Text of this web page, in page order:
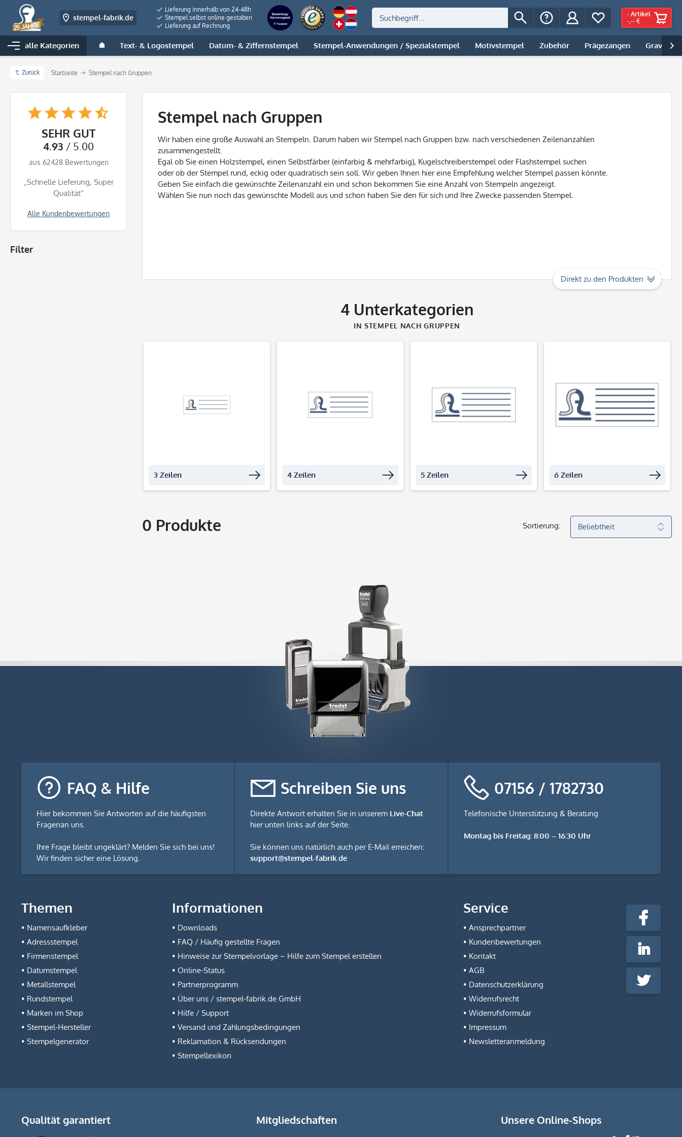
stempel-fabrik.de
Lieferung innerhalb von 24-48h
Stempel selbst online gestalten
Lieferung auf Rechnung
- Artikel
-,-- €
alle Kategorien Text- & Logostempel Datum- & Ziffernstempel Stempel-Anwendungen / Spezialstempel Motivstempel Zubehör Prägezangen Gravur |

Zurück Startseite Stempel nach Gruppen
SEHR GUT
4.93 / 5.00
aus 62428 Bewertungen
Alle Kundenbewertungen
„Schnelle Lieferung, Super
Qualität“
Filter
Stempel nach Gruppen
Wir haben eine große Auswahl an Stempeln. Darum haben wir Stempel nach Gruppen bzw. nach verschiedenen Zeilenanzahlen
zusammengestellt.
Egal ob Sie einen Holzstempel, einen Selbstfärber (einfarbig & mehrfarbig), Kugelschreiberstempel oder Flashstempel suchen
oder ob der Stempel rund, eckig oder quadratisch sein soll. Wir geben Ihnen hier eine Empfehlung welcher Stempel passen könnte.
Geben Sie einfach die gewünschte Zeilenanzahl ein und schon bekommen Sie eine Anzahl von Stempeln angezeigt.
Wählen Sie nun noch das gewünschte Modell aus und schon haben Sie den für sich und Ihre Zwecke passenden Stempel.
Direkt zu den Produkten
4 Unterkategorien
IN STEMPEL NACH GRUPPEN
3 Zeilen
Produkte entdecken
4 Zeilen
Produkte entdecken
5 Zeilen
Produkte entdecken
6 Zeilen
Produkte entdecken
0 Produkte Sortierung:
FAQ & Hilfe
Hier bekommen Sie Antworten auf die häufigsten
Fragenan uns.
Ihre Frage bleibt ungeklärt? Melden Sie sich bei uns!
Wir finden sicher eine Lösung.
Schreiben Sie uns
Direkte Antwort erhalten Sie in unserem Live-Chat
hier unten links auf der Seite.
Sie können uns natürlich auch per E-Mail erreichen:
support@stempel-fabrik.de
07156 / 1782730
Telefonische Unterstützung & Beratung
Montag bis Freitag: 8:00 – 16:30 Uhr
Themen
Namensaufkleber
Adressstempel
Firmenstempel
Datumstempel
Metallstempel
Rundstempel
Marken im Shop
Stempel-Hersteller
Stempelgenerator
Informationen
Downloads
FAQ / Häufig gestellte Fragen
Hinweise zur Stempelvorlage – Hilfe zum Stempel erstellen
Online-Status
Partnerprogramm
Über uns / stempel-fabrik.de GmbH
Hilfe / Support
Versand und Zahlungsbedingungen
Reklamation & Rücksendungen
Stempellexikon
Service
Ansprechpartner
Kundenbewertungen
Kontakt
AGB
Datenschutzerklärung
Widerrufsrecht
Widerrufsformular
Impressum
Newsletteranmeldung
stempel-
fabrik.de
@Social
Media
Facebook
LinkedIn
Twitter
Qualität garantiert Mitgliedschaften Unsere Online-Shops